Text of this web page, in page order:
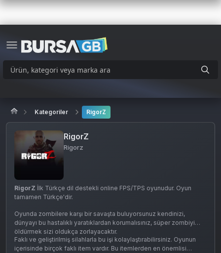
Kategoriler RigorZ
RigorZ
Rigorz
RigorZ İlk Türkçe dil destekli online FPS/TPS oyunudur. Oyun
tamamen Türkçe'dir.
Oyunda zombilere karşı bir savaşta buluyorsunuz kendinizi,
dünyayı bu hastalıklı yaratıklardan korumalısınız, süper zombiyi
öldürmek sizi oldukça zorlayacaktır.
Faklı ve geliştirilmiş silahlarla bu işi kolaylaştırabilirsiniz. Oyunun
içerisinde birçok faklı item vardır. Bu itemlerden en önemlisi